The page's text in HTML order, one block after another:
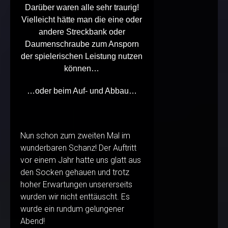
Darüber waren alle sehr traurig!
Vielleicht hätte man die eine oder
andere Streckbank oder
Daumenschraube zum Ansporn
der spielerischen Leistung nutzen
können…
…oder beim Auf- und Abbau…
Nun schon zum zweiten Mal im
wunderbaren Schanz! Der Auftritt
vor einem Jahr hatte uns glatt aus
den Socken gehauen und trotz
hoher Erwartungen unsererseits
wurden wir nicht enttäuscht. Es
wurde ein rundum gelungener
Abend!